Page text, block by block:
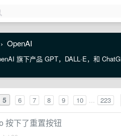
› OpenAI
旗下产品 GPT，DALL·E，和
5 6 7 8 9 10 ... 223
按下了重置按钮